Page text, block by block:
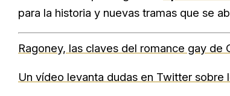
para la historia y nuevas tramas que se
Ragoney, las claves del romance gay de
Un vídeo levanta dudas en Twitter